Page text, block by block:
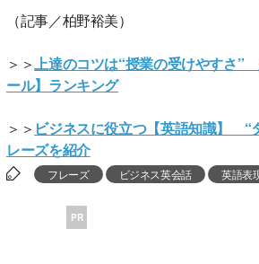
（記事／柏野裕美）
＞＞ 上達のコツは“授業の受けやすさ”
ール】ランキング
＞＞ ビジネスに役立つ【英語知識】 “
レーズを紹介
フレーズ ビジネス英会話 英語表
PR